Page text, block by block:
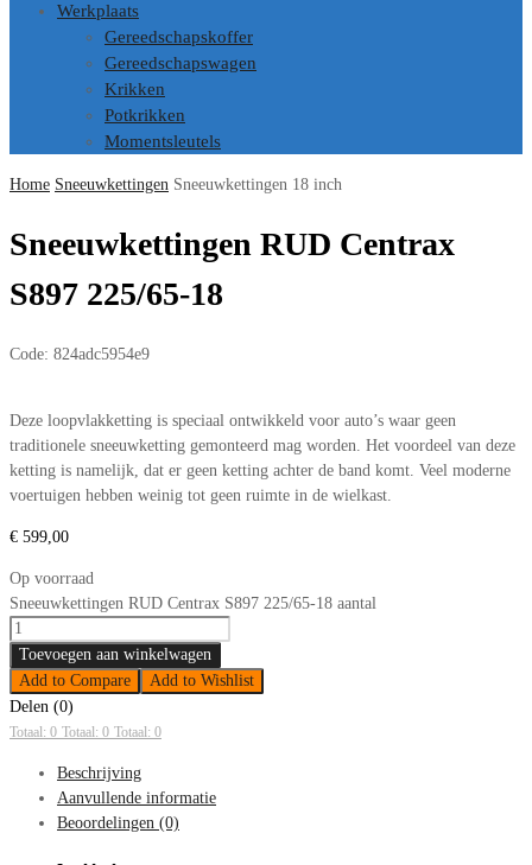
Werkplaats
Gereedschapskoffer
Gereedschapswagen
Krikken
Potkrikken
Momentsleutels
Home Sneeuwkettingen Sneeuwkettingen 18 inch
Sneeuwkettingen RUD Centrax
S897 225/65-18
Code: 824adc5954e9
Deze loopvlakketting is speciaal ontwikkeld voor auto’s waar geen
traditionele sneeuwketting gemonteerd mag worden. Het voordeel van deze
ketting is namelijk, dat er geen ketting achter de band komt. Veel moderne
voertuigen hebben weinig tot geen ruimte in de wielkast.
€ 599,00
Op voorraad
Sneeuwkettingen RUD Centrax S897 225/65-18 aantal
Toevoegen aan winkelwagen
Add to Compare
Add to Wishlist
Delen (0)
Totaal: 0 Totaal: 0 Totaal: 0
Beschrijving
Aanvullende informatie
Beoordelingen (0)